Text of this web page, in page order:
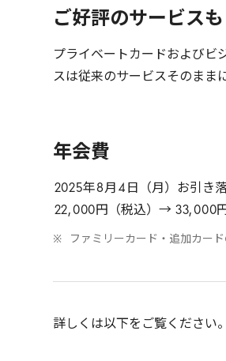
ご好評のサービス
プライベートカードおよびビ
スは従来のサービスそのまま
年会費
2025年8月 4 日（月）お引き
22,000円（税込）→ 33,000
ファミリーカード・追加カー
詳しくは以下をご覧ください。